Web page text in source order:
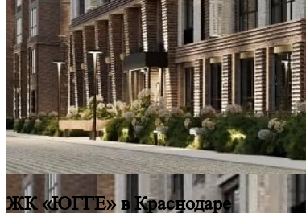
ЖК «ЮГГЕ» в Краснодаре